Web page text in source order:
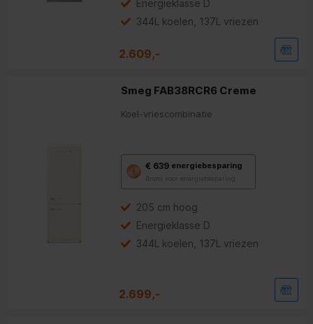
Energieklasse D
344L koelen, 137L vriezen
2.609,-
Smeg FAB38RCR6 Creme
Koel-vriescombinatie
€ 639 energiebesparing
Brons voor energiebesparing
deze
Youreko’s
voor
energiebesparing.
205 cm hoog
Energieklasse D
344L koelen, 137L vriezen
2.699,-